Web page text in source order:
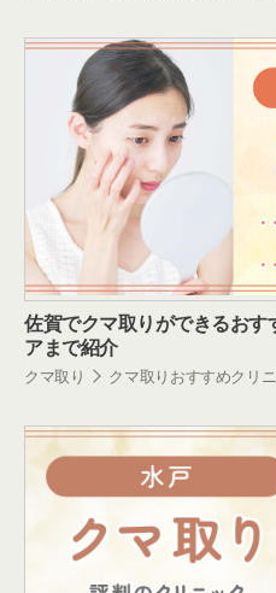
佐賀でクマ取りができるおす
アまで紹介
クマ取り クマ取りおすすめクリ